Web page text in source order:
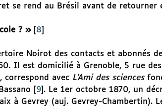
se rend au Brésil avant de retourner
? »[ 8
Noirot des contacts et abonnés
Il est domicilié à Grenoble, 5 rue des
avec L’Ami des sciences
9] . Le 1er octobre 1870, un
à Gevrey (auj. Gevrey-Chambertin).